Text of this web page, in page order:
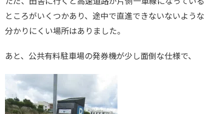
ところがいくつかあり、途中で直進できないないような
分かりにくい場所はありました。
あと、公共有料駐車場の発券機が少し面倒な仕様で、